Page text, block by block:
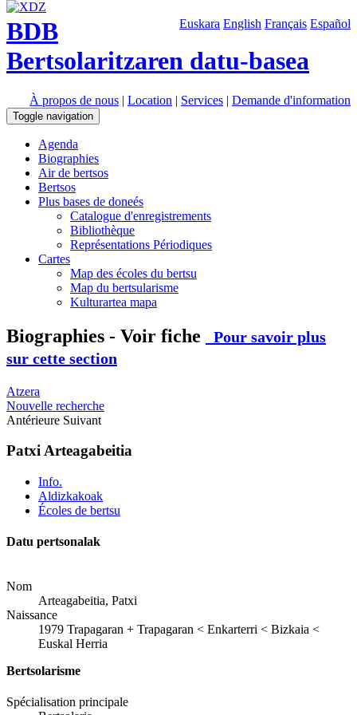
Euskara English Français Español
BDB
Bertsolaritzaren datu-basea
À propos de nous | Location | Services | Demande d'information
Toggle navigation
Agenda
Biographies
Air de bertsos
Bertsos
Plus bases de doneés
Catalogue d'enregistrements
Bibliothèque
Représentations Périodiques
Cartes
Map des écoles du bertsu
Map du bertsularisme
Kulturartea mapa
Biographies - Voir fiche
Pour savoir plus
sur cette section
Atzera
Nouvelle recherche
Antérieure Suivant
Patxi Arteagabeitia
Info.
Aldizkakoak
Écoles de bertsu
Datu pertsonalak
Nom
Arteagabeitia, Patxi
Naissance
1979 Trapagaran + Trapagaran < Enkarterri < Bizkaia <
Euskal Herria
Bertsolarisme
Spécialisation principale